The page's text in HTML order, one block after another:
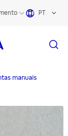
PT
manuais